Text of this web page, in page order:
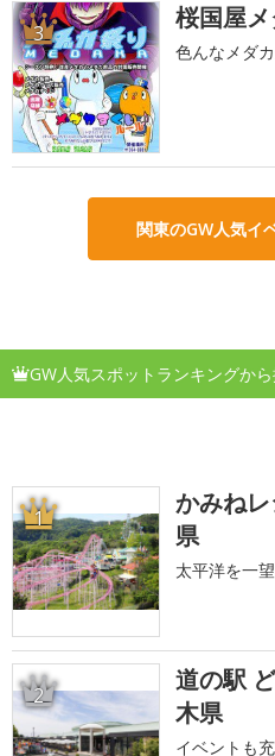
3 桜国屋
色んなメダ
関東のGW人気イ
GW人気スポットランキングから
1
かみね
県
太平洋を一
2
道の駅
木県
イベントも